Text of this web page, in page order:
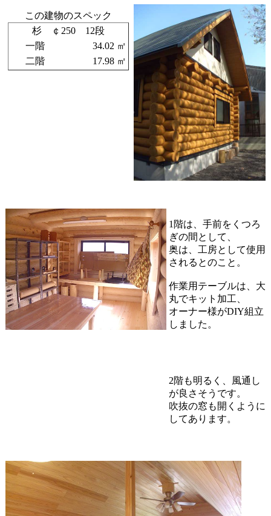
この建物のスペック
杉 ￠250 12段
一階
34.02 ㎡
二階
17.98 ㎡
1階は、手前をくつろ
ぎの間として、
奥は、工房として使用
されるとのこと。
作業用テーブルは、大
丸でキット加工、
オーナー様がDIY組立
しました。
2階も明るく、風通し
が良さそうです。
吹抜の窓も開くように
してあります。